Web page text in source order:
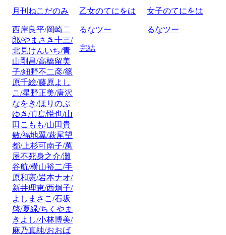
月刊ねこだのみ
西岸良平/岡崎二
郎/やまさき十三/
北見けんいち/青
山剛昌/高橋留美
子/細野不二彦/篠
原千絵/藤原よし
こ/星野正美/唐沢
なをき/ほりのぶ
ゆき/真島悦也/山
田こもも/山田貴
敏/福地翼/萩尾望
都/上杉可南子/萬
屋不死身之介/灘
谷航/横山裕二/手
原和憲/岩本ナオ/
新井理恵/西炯子/
よしまさこ/石坂
啓/夏緑/ちくやま
きよし/小林博美/
麻乃真純/おおば
乙女のてにをは
るなツー
完結
女子のてにをは
るなツー